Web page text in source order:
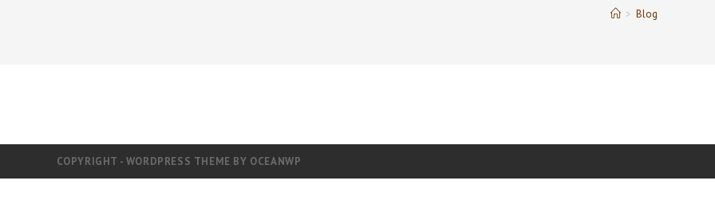
> Blog
COPYRIGHT - WORDPRESS THEME BY OCEANWP